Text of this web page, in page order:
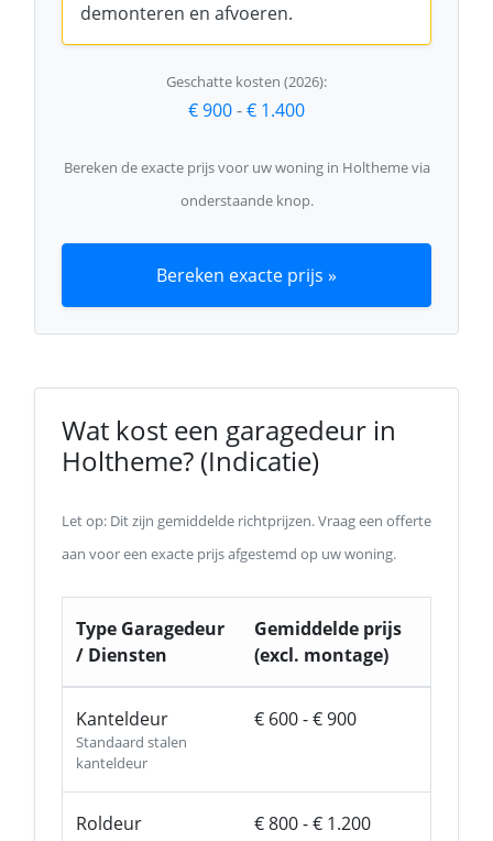
demonteren en afvoeren.
Geschatte kosten (2026):
€ 900-€ 1.400
Bereken de exacte prijs voor uw woning in Holtheme via
onderstaande knop.
Bereken exacte prijs »
Wat kost een garagedeur in
Holtheme? (Indicatie)
Let op: Dit zijn gemiddelde richtprijzen. Vraag een offerte
aan voor een exacte prijs afgestemd op uw woning.
Type Garagedeur
/ Diensten
Gemiddelde prijs
(excl. montage)
Kanteldeur
Standaard stalen
kanteldeur
€ 600 - € 900
Roldeur € 800 - € 1.200